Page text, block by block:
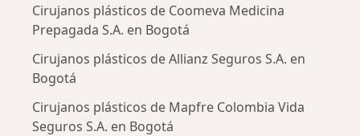
Cirujanos plásticos de Coomeva Medicina
Prepagada S.A. en Bogotá
Cirujanos plásticos de Allianz Seguros S.A. en
Bogotá
Cirujanos plásticos de Mapfre Colombia Vida
Seguros S.A. en Bogotá